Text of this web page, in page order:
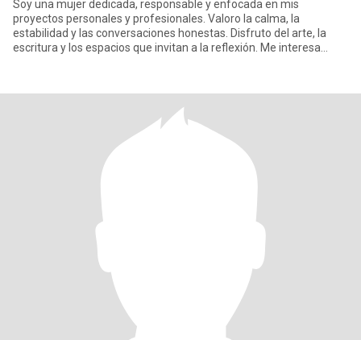
Soy una mujer dedicada, responsable y enfocada en mis
proyectos personales y profesionales. Valoro la calma, la
estabilidad y las conversaciones honestas. Disfruto del arte, la
escritura y los espacios que invitan a la reflexión. Me interesa